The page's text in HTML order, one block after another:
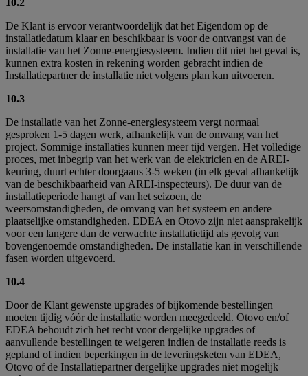
10.2
De Klant is ervoor verantwoordelijk dat het Eigendom op de
installatiedatum klaar en beschikbaar is voor de ontvangst van de
installatie van het Zonne-energiesysteem. Indien dit niet het geval is,
kunnen extra kosten in rekening worden gebracht indien de
Installatiepartner de installatie niet volgens plan kan uitvoeren.
10.3
De installatie van het Zonne-energiesysteem vergt normaal
gesproken 1-5 dagen werk, afhankelijk van de omvang van het
project. Sommige installaties kunnen meer tijd vergen. Het volledige
proces, met inbegrip van het werk van de elektricien en de AREI-
keuring, duurt echter doorgaans 3-5 weken (in elk geval afhankelijk
van de beschikbaarheid van AREI-inspecteurs). De duur van de
installatieperiode hangt af van het seizoen, de
weersomstandigheden, de omvang van het systeem en andere
plaatselijke omstandigheden. EDEA en Otovo zijn niet aansprakelijk
voor een langere dan de verwachte installatietijd als gevolg van
bovengenoemde omstandigheden. De installatie kan in verschillende
fasen worden uitgevoerd.
10.4
Door de Klant gewenste upgrades of bijkomende bestellingen
moeten tijdig vóór de installatie worden meegedeeld. Otovo en/of
EDEA behoudt zich het recht voor dergelijke upgrades of
aanvullende bestellingen te weigeren indien de installatie reeds is
gepland of indien beperkingen in de leveringsketen van EDEA,
Otovo of de Installatiepartner dergelijke upgrades niet mogelijk